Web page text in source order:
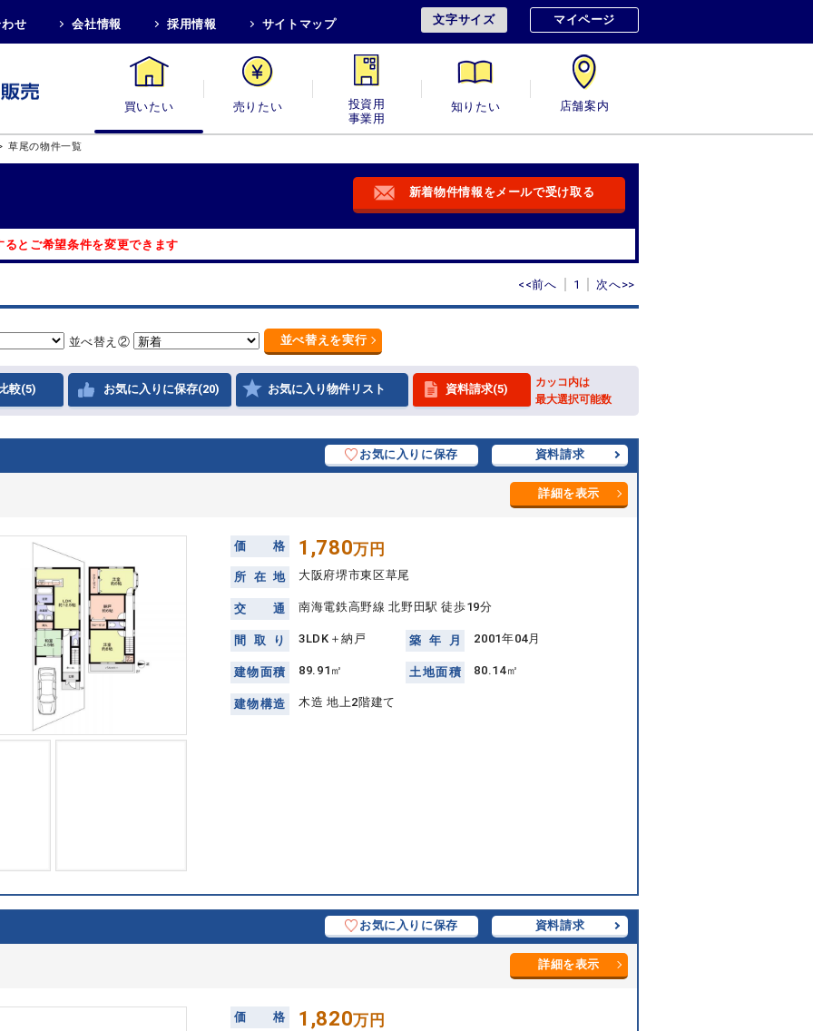
せ 会社情報 採用情報 サイトマップ 文字サイズ マイページ
買いたい 売りたい 投資用・事業用 知りたい 店舗案内
草尾の物件一覧
新着物件情報をメールで受け取る
るとご希望条件を変更できます
<<前へ 1 次へ>>
並べ替え② 並べ替え を実行
較(5) お気に入りに保存(20) お気に入り物件リスト 資料請求(5)
カッコ内は
最大選択可能数
お気に入りに保存 資料請求
詳細を表示
価 格 1,780万円
所 在 地 大阪府堺市東区草尾
交 通 南海電鉄高野線 北野田駅 徒歩19分
間 取 り 3LDK＋納戸 築 年 月 2001年04月
建物面積 89.91㎡ 土地面積 80.14㎡
建物構造 木造 地上2階建て
お気に入りに保存 資料請求
詳細を表示
価 格 1,820万円